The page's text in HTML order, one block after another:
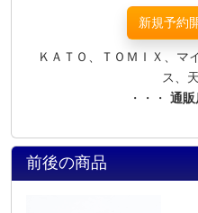
新規予約
ＫＡＴＯ、ＴＯＭＩＸ、マ
ス、
・・・ 通
前後の商品